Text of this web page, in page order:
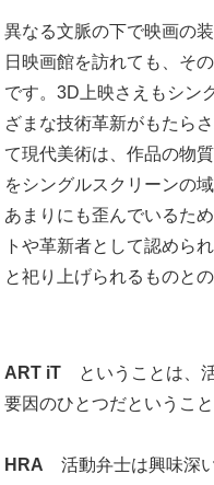
異なる文脈の下で映画の
日映画館を訪れても、そ
です。3D上映さえもシン
ざまな技術革新がもたら
て現代美術は、作品の物
をシングルスクリーンの
あまりにも歪んでいるた
トや革新者として認めら
と祀り上げられるものと
ART iT ということは、
要因のひとつだということ
HRA 活動弁士は興味深